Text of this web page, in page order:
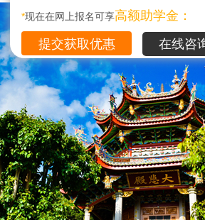
*现在在网上报名可享高额助学金：
在线咨